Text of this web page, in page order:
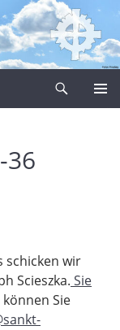
36
schicken wir
Scieszka. Sie
Sie